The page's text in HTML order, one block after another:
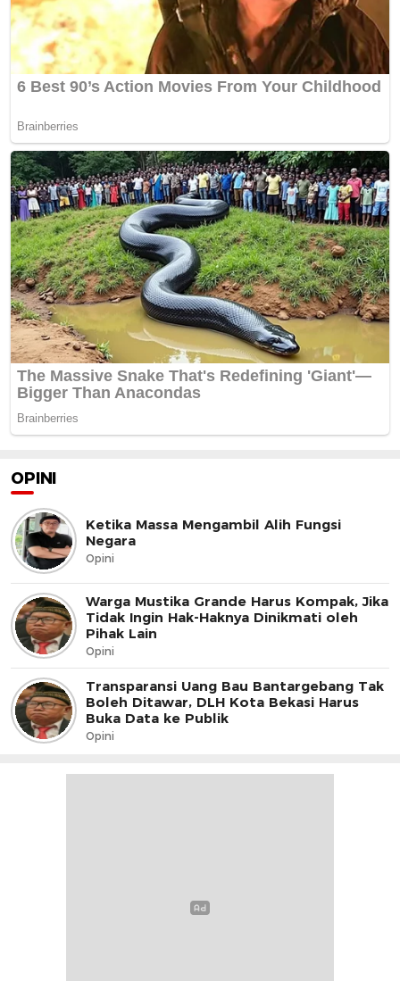
OPINI
Ketika Massa Mengambil Alih Fungsi
Negara
Opini
Warga Mustika Grande Harus Kompak, Jika
Tidak Ingin Hak-Haknya Dinikmati oleh
Pihak Lain
Opini
Transparansi Uang Bau Bantargebang Tak
Boleh Ditawar, DLH Kota Bekasi Harus
Buka Data ke Publik
Opini